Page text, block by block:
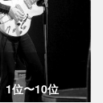
1位〜10位